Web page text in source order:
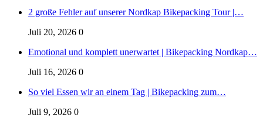
2 große Fehler auf unserer Nordkap Bikepacking Tour |…
Juli 20, 2026 0
Emotional und komplett unerwartet | Bikepacking Nordkap…
Juli 16, 2026 0
So viel Essen wir an einem Tag | Bikepacking zum…
Juli 9, 2026 0